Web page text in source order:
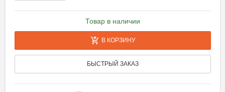
Товар в наличии
В КОРЗИНУ
БЫСТРЫЙ ЗАКАЗ